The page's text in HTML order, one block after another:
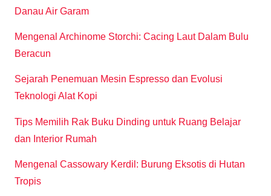
Danau Air Garam
Mengenal Archinome Storchi: Cacing Laut Dalam Bulu
Beracun
Sejarah Penemuan Mesin Espresso dan Evolusi
Teknologi Alat Kopi
Tips Memilih Rak Buku Dinding untuk Ruang Belajar
dan Interior Rumah
Mengenal Cassowary Kerdil: Burung Eksotis di Hutan
Tropis